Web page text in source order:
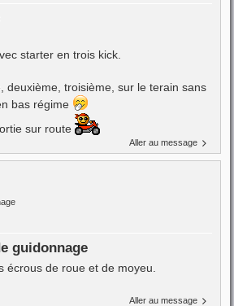
starter en trois kick.
deuxième, troisième, sur le terain sans
bas régime
sur route
Aller au message
guidonnage
écrous de roue et de moyeu.
Aller au message